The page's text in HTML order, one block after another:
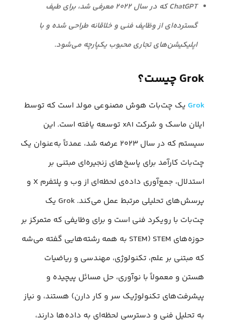
ChatGPT که در سال ۲۰۲۲ معرفی شد، برای طیف
گسترده‌ای از وظایف فنی و خلاقانه طراحی شده و با
اپلیکیشن‌های تجاری محبوب یکپارچه می‌شود.
Grok چیست؟
Grok یک چت‌بات هوش مصنوعی مولد است که توسط
ایلان ماسک و شرکت xAI توسعه یافته است. این
سیستم که در سال ۲۰۲۳ عرضه شد، عمدتاً به‌عنوان یک
چت‌بات کارآمد برای پاسخ‌های زنجیره‌ای مبتنی بر
استدلال، جمع‌آوری داده‌ی لحظه‌ای از وب و پلتفرم X و
پرسش‌های تحلیلی مرتبط عمل می‌کند. Grok یک
چت‌بات با رویکرد فنی است و برای وظایفی که متمرکز بر
حوزه‌های STEM (STEM به همه رشته‌هایی گفته می‌شه
که مبتنی بر علم، تکنولوژی، مهندسی و ریاضیات
هستن و معمولاً با نوآوری، حل مسائل پیچیده و
پیشرفت‌های تکنولوژیک سر و کار دارن) هستند، و نیاز
به تحلیل فنی و دسترسی لحظه‌ای به داده‌ها دارند،